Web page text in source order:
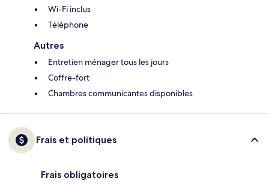
Wi-Fi inclus
Téléphone
Autres
Entretien ménager tous les jours
Coffre-fort
Chambres communicantes disponibles
Frais et politiques
Frais obligatoires